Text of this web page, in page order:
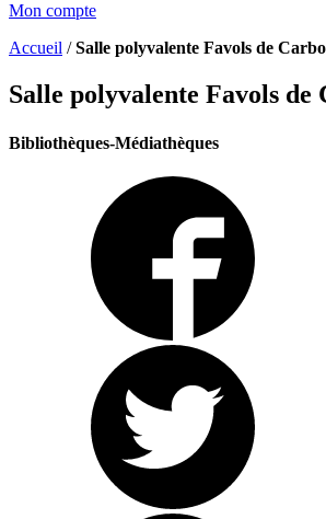
Mon compte
Accueil /Salle polyvalente Favols de
Salle polyvalente Favols de
Bibliothèques-Médiathèques